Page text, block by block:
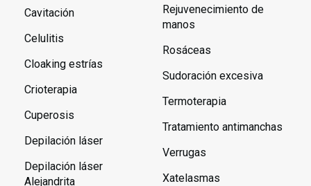
Cavitación
Celulitis
Cloaking estrías
Crioterapia
Cuperosis
Depilación láser
Depilación láser
Alejandrita
Rejuvenecimiento de
manos
Rosáceas
Sudoración excesiva
Termoterapia
Tratamiento antimanchas
Verrugas
Xatelasmas